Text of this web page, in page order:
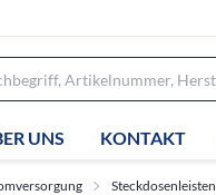
UNS KONTAKT
Steckdosenleisten